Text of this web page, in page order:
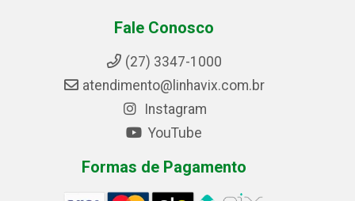
Fale Conosco
(27) 3347-1000
atendimento@linhavix.com.br
Instagram
YouTube
Formas de Pagamento